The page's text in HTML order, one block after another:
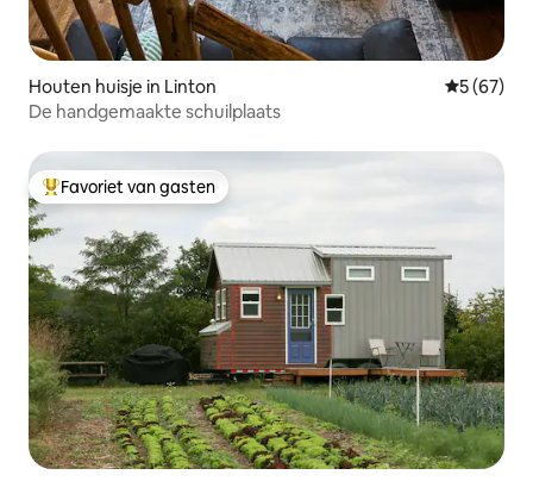
Houten huisje in Linton
5 (67)
De handgemaakte schuilplaats
Topfavoriet van gasten
Favoriet van gasten